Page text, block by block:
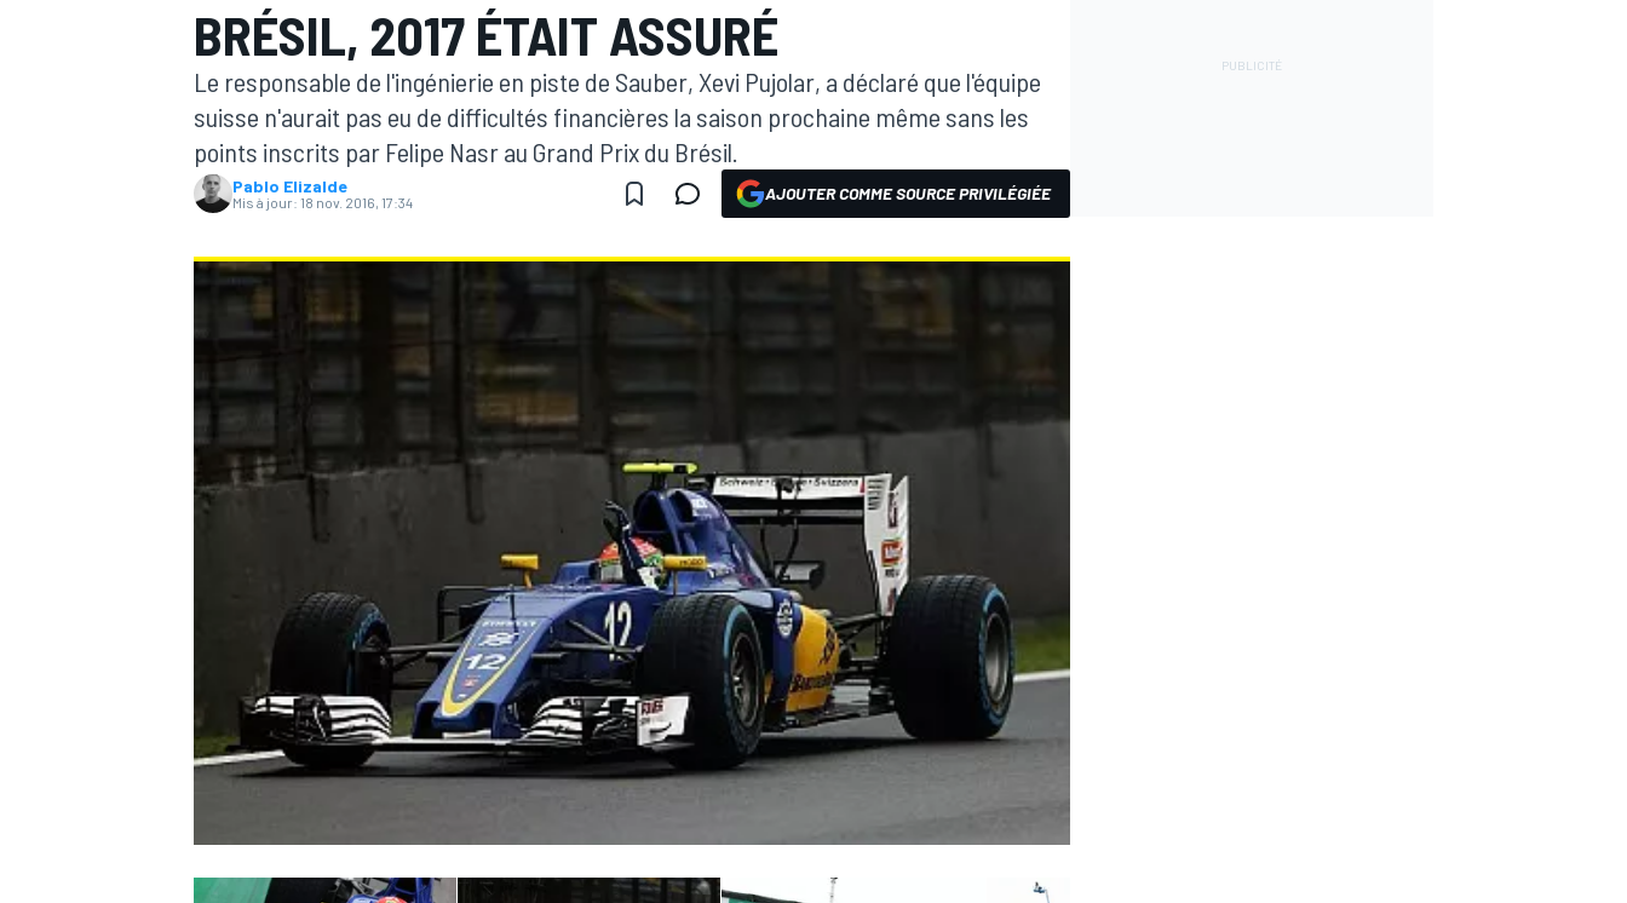
MOTOGP
BRÉSIL, 2017 ÉTAIT ASSURÉ
Le responsable de l'ingénierie en piste de Sauber, Xevi Pujolar, a déclaré que l'équipe
suisse n'aurait pas eu de difficultés financières la saison prochaine même sans les
points inscrits par Felipe Nasr au Grand Prix du Brésil.
Pablo Elizalde
Mis à jour: 18 nov. 2016, 17:34 AJOUTER COMME SOURCE PRIVILÉGIÉE